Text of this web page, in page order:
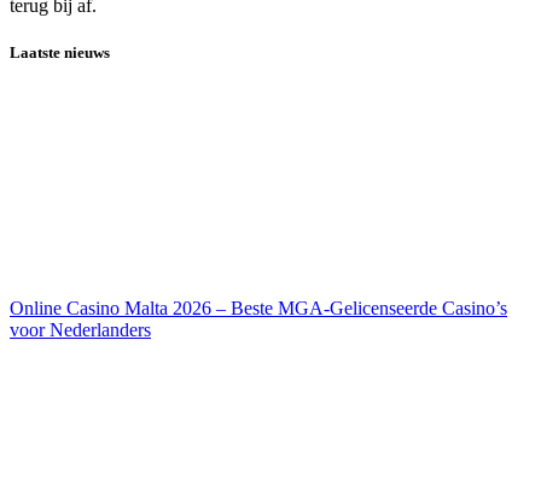
terug bij af.
Laatste nieuws
Online Casino Malta 2026 – Beste MGA-Gelicenseerde Casino’s
voor Nederlanders